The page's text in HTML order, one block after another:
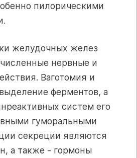
пилорическими
желудочных желез
нервные и
Ваготомия и
ферментов, а
систем его
гуморальными
секреции являются
а также - гормоны